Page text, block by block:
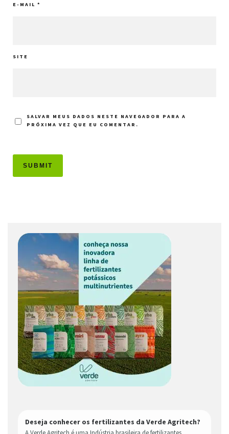
E-MAIL *
SITE
SALVAR MEUS DADOS NESTE NAVEGADOR PARA A
PRÓXIMA VEZ QUE EU COMENTAR.
Deseja conhecer os fertilizantes da Verde Agritech?